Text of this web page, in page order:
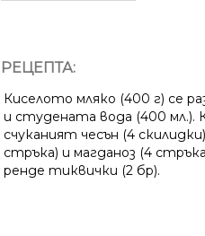
РЕЦЕПТА:
Киселото мляко (400 г) се
и студената вода (400 мл.).
счуканият чесън (4
стръка) и магданоз (4
ренде тиквички (2 бр).